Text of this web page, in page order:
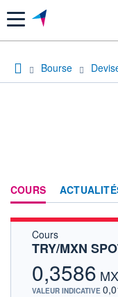
Menu
Bourse
COURS
Cours
TRY/MXN
0,3586
VALEUR INDICATIVE